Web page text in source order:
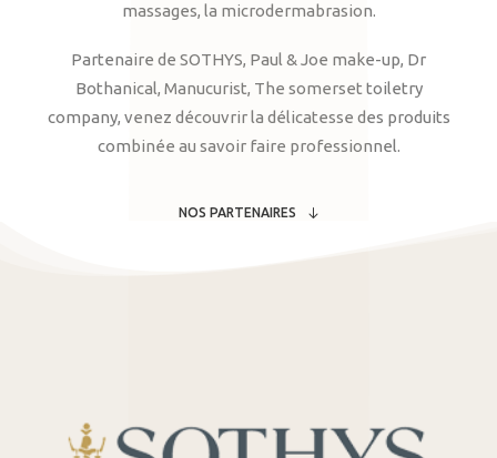
massages, la microdermabrasion.
Partenaire de SOTHYS, Paul & Joe make-up, Dr
Bothanical, Manucurist, The somerset toiletry
company, venez découvrir la délicatesse des produits
combinée au savoir faire professionnel.
NOS PARTENAIRES